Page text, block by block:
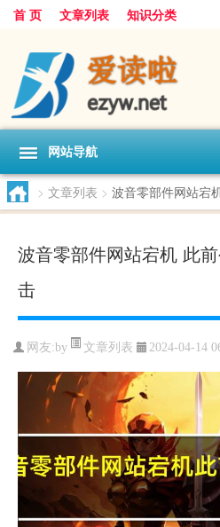
首 页 文章列表 知识分类
网站导航
> 文章列表 > 波音零部件网站宕
波音零部件网站宕机 此
击
网友:by 文章列表 2024-04-14